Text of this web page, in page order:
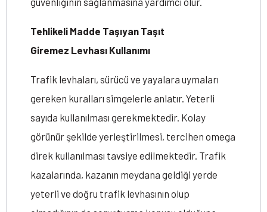
Tehlikeli Madde Taşıyan Taşıt
Giremez Levhası Kullanımı
Trafik levhaları, sürücü ve yayalara uymaları
gereken kuralları simgelerle anlatır. Yeterli
sayıda kullanılması gerekmektedir. Kolay
görünür şekilde yerleştirilmesi, tercihen omega
direk kullanılması tavsiye edilmektedir. Trafik
kazalarında, kazanın meydana geldiği yerde
yeterli ve doğru trafik levhasının olup